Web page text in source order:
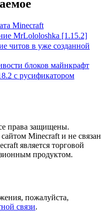
Minecraft
MrLololoshka [1.15.2]
читов в уже созданной
блоков майнкрафт
с русификатором
права защищены.
Minecraft и не связан
является торговой
продуктом.
пожалуйста,
связи.